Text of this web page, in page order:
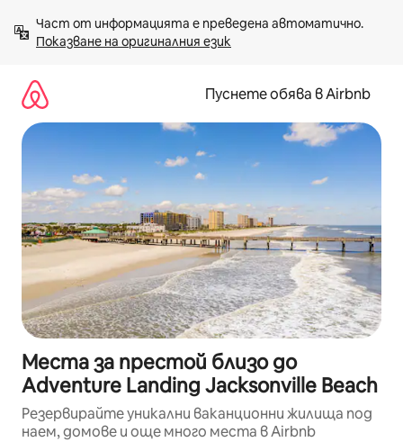
към
съдържанието
Показване на оригиналния език
Пуснете обява в Airbnb
Места за престой близо до
Adventure Landing Jacksonville Beach
Резервирайте уникални ваканционни жилища под
наем, домове и още много места в Airbnb